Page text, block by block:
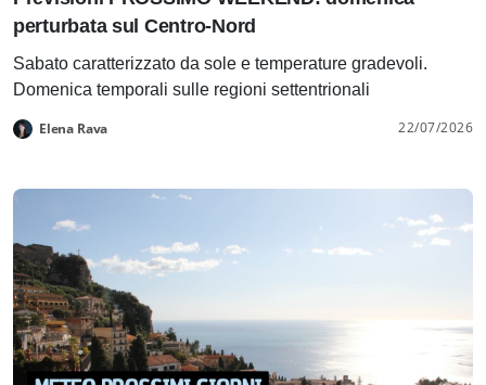
perturbata sul Centro-Nord
Sabato caratterizzato da sole e temperature gradevoli.
Domenica temporali sulle regioni settentrionali
Elena Rava 22/07/2026